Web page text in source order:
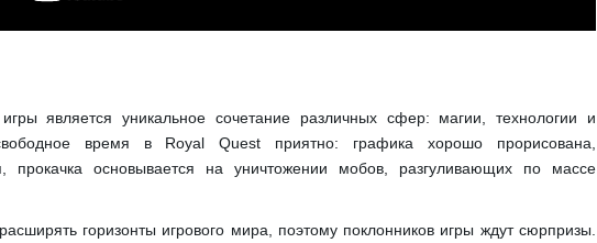
является уникальное сочетание различных сфер: магии, технологии и
время в Royal Quest приятно: графика хорошо прорисована,
прокачка основывается на уничтожении мобов, разгуливающих по массе
горизонты игрового мира, поэтому поклонников игры ждут сюрпризы.